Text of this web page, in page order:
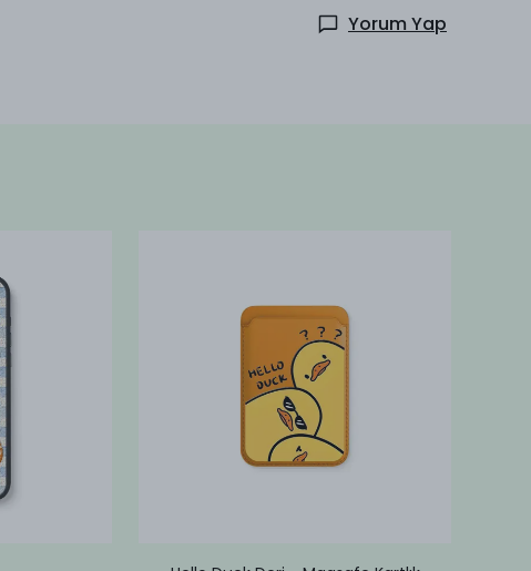
Yorum Yap